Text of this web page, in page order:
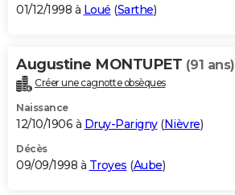
01/12/1998 à Loué (Sarthe)
Augustine MONTUPET (91 ans)
Créer une cagnotte obsèques
Naissance
12/10/1906 à Druy-Parigny(Nièvre)
Décès
09/09/1998 à Troyes (Aube)